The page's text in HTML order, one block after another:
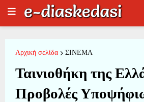
Αρχική σελίδα ΣΙΝΕΜΑ
Ταινιοθήκη της
Προβολές